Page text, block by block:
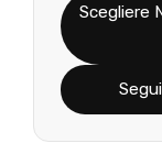
Scegliere